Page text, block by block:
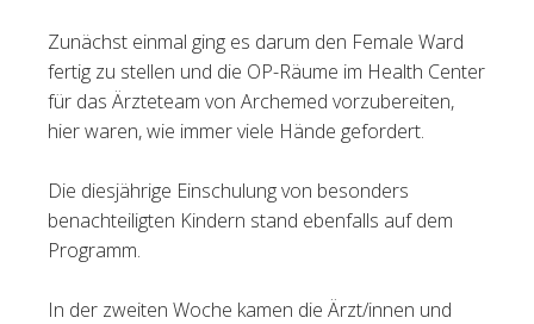
Zunächst einmal ging es darum den Female Ward
fertig zu stellen und die OP-Räume im Health Center
für das Ärzteteam von Archemed vorzubereiten,
hier waren, wie immer viele Hände gefordert.
Die diesjährige Einschulung von besonders
benachteiligten Kindern stand ebenfalls auf dem
Programm.
In der zweiten Woche kamen die Ärzt/innen und